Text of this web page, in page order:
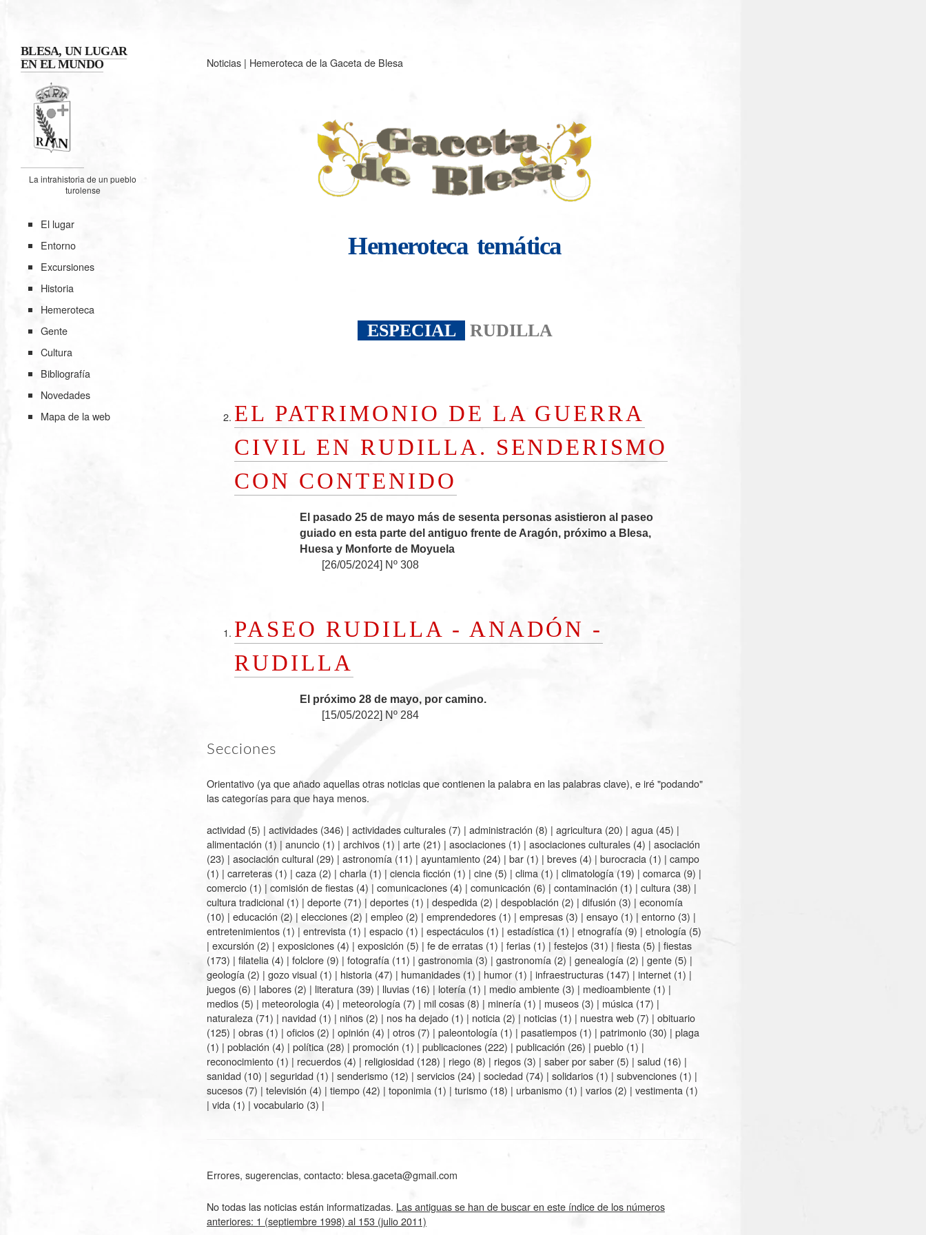
BLESA, UN LUGAR
EN EL MUNDO
La intrahistoria de un pueblo
turolense
El lugar
Entorno
Excursiones
Historia
Hemeroteca
Gente
Cultura
Bibliografía
Novedades
Mapa de la web
Noticias | Hemeroteca de la Gaceta de Blesa
Hemeroteca temática
ESPECIAL RUDILLA
EL PATRIMONIO DE LA GUERRA
CIVIL EN RUDILLA. SENDERISMO
CON CONTENIDO
El pasado 25 de mayo más de sesenta personas asistieron al paseo
guiado en esta parte del antiguo frente de Aragón, próximo a Blesa,
Huesa y Monforte de Moyuela
[26/05/2024] Nº 308
PASEO RUDILLA - ANADÓN -
RUDILLA
El próximo 28 de mayo, por camino.
[15/05/2022] Nº 284
Secciones
Orientativo (ya que añado aquellas otras noticias que contienen la palabra en las palabras clave), e iré "podando"
las categorías para que haya menos.
actividad (5) | actividades (346) | actividades culturales (7) | administración (8) | agricultura (20) | agua (45) |
alimentación (1) | anuncio (1) | archivos (1) | arte (21) | asociaciones (1) | asociaciones culturales (4) | asociación
(23) | asociación cultural (29) | astronomía (11) | ayuntamiento (24) | bar (1) | breves (4) | burocracia (1) | campo
(1) | carreteras (1) | caza (2) | charla (1) | ciencia ficción (1) | cine (5) | clima (1) | climatología (19) | comarca (9) |
comercio (1) | comisión de fiestas (4) | comunicaciones (4) | comunicación (6) | contaminación (1) | cultura (38) |
cultura tradicional (1) | deporte (71) | deportes (1) | despedida (2) | despoblación (2) | difusión (3) | economía
(10) | educación (2) | elecciones (2) | empleo (2) | emprendedores (1) | empresas (3) | ensayo (1) | entorno (3) |
entretenimientos (1) | entrevista (1) | espacio (1) | espectáculos (1) | estadística (1) | etnografía (9) | etnología (5)
| excursión (2) | exposiciones (4) | exposición (5) | fe de erratas (1) | ferias (1) | festejos (31) | fiesta (5) | fiestas
(173) | filatelia (4) | folclore (9) | fotografía (11) | gastronomia (3) | gastronomía (2) | genealogía (2) | gente (5) |
geología (2) | gozo visual (1) | historia (47) | humanidades (1) | humor (1) | infraestructuras (147) | internet (1) |
juegos (6) | labores (2) | literatura (39) | lluvias (16) | lotería (1) | medio ambiente (3) | medioambiente (1) |
medios (5) | meteorologia (4) | meteorología (7) | mil cosas (8) | minería (1) | museos (3) | música (17) |
naturaleza (71) | navidad (1) | niños (2) | nos ha dejado (1) | noticia (2) | noticias (1) | nuestra web (7) | obituario
(125) | obras (1) | oficios (2) | opinión (4) | otros (7) | paleontología (1) | pasatiempos (1) | patrimonio (30) | plaga
(1) | población (4) | política (28) | promoción (1) | publicaciones (222) | publicación (26) | pueblo (1) |
reconocimiento (1) | recuerdos (4) | religiosidad (128) | riego (8) | riegos (3) | saber por saber (5) | salud (16) |
sanidad (10) | seguridad (1) | senderismo (12) | servicios (24) | sociedad (74) | solidarios (1) | subvenciones (1) |
sucesos (7) | televisión (4) | tiempo (42) | toponimia (1) | turismo (18) | urbanismo (1) | varios (2) | vestimenta (1)
| vida (1) | vocabulario (3) |
Errores, sugerencias, contacto: blesa.gaceta@gmail.com
No todas las noticias están informatizadas. Las antiguas se han de buscar en este índice de los números
anteriores: 1 (septiembre 1998) al 153 (julio 2011)